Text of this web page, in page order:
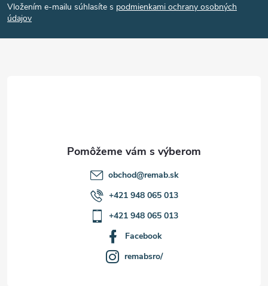
p
Vložením e-mailu súhlasíte s podmienkami ochrany osobných
údajov
obchod@remab.sk
+421 948 065 013
+421 948 065 013
Facebook
remabsro/